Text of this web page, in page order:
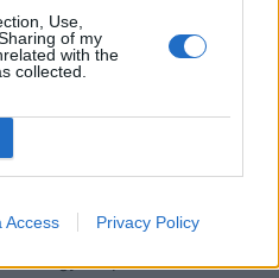
Use,
of my
with the
collected.
Access Privacy Policy
Majdnem elaludtam a
amikor megérkeztünk a
kisegített az autóból, és
kísért.
hogy hol késem a